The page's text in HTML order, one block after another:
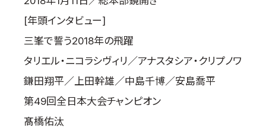
[年頭インタビュー]
三峯で誓う2018年の飛躍
タリエル・ニコラシヴィリ／アナスタシア・クリプノワ
鎌田翔平／上田幹雄／中島千博／安島喬平
第49回全日本大会チャンピオン
髙橋佑汰